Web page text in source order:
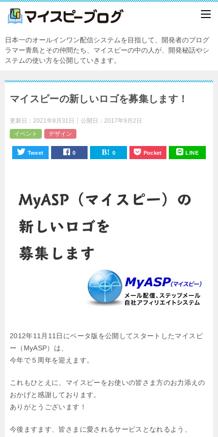
日本一のオールインワン配信システムを目指して、開発者のプログ
ラマー青島とその仲間たち、マイスピーの中の人が、開発秘話やシ
ステムの使い方を公開していきます。
マイスピーの新しいロゴを募集します！
更新日： 2021年8月31日 公開日： 2017年9月2日
イベント
デザイン
Tweet 0 0 Pocket LINE
2012年11月11日にベータ版を公開してスタートしたマイスピ
ー（MyASP）は、
今年で５周年を迎えます。
これもひとえに、マイスピーをお使いの皆さま方のお力添えの
おかげと感謝しております。
ありがとうございます！
今後ますます、皆さまに愛されるサービスとなれるよう、